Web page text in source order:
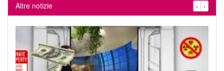
Altre notizie ‹ ›